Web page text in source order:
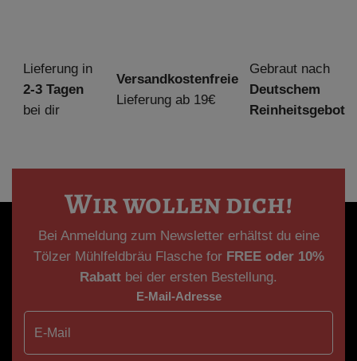
Lieferung in
2-3 Tagen
bei dir
Versandkostenfreie
Lieferung ab 19€
Gebraut nach
Deutschem
Reinheitsgebot
Wir wollen dich!
Bei Anmeldung zum Newsletter erhältst du eine
Tölzer Mühlfeldbräu Flasche for FREE oder 10%
Rabatt bei der ersten Bestellung.
E-Mail-Adresse